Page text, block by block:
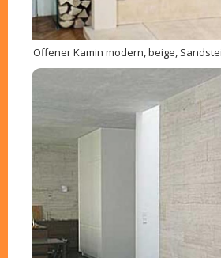
Offener Kamin modern, beige,